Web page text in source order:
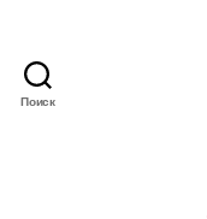
Поиск